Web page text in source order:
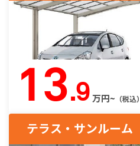
13.9 万円~ （税込）
テラス・サンルーム